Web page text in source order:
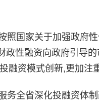
国家关于加强政府性
政性融资向政府引导
融资模式创新,更加注
全省深化投融资体制